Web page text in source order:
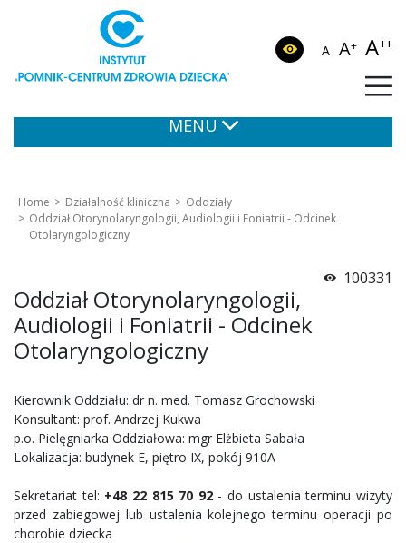
A A+ A++
MENU
Home Działalność kliniczna
Oddziały
Oddział Otorynolaryngologii, Audiologii i Foniatrii - Odcinek
Otolaryngologiczny
100331
Oddział Otorynolaryngologii,
Audiologii i Foniatrii - Odcinek
Otolaryngologiczny
Kierownik Oddziału: dr n. med. Tomasz Grochowski
Konsultant: prof. Andrzej Kukwa
p.o. Pielęgniarka Oddziałowa: mgr Elżbieta Sabała
Lokalizacja: budynek E, piętro IX, pokój 910A
Sekretariat tel: +48 22 815 70 92 - do ustalenia terminu wizyty
przed zabiegowej lub ustalenia kolejnego terminu operacji po
chorobie dziecka